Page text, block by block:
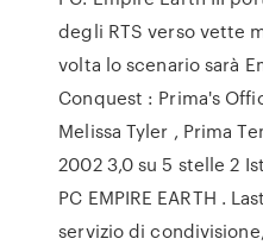
degli RTS verso vette
volta lo scenario sarà
Conquest : Prima's
Melissa Tyler , Prima
2002 3,0 su 5 stelle 2
PC EMPIRE EARTH .
servizio di